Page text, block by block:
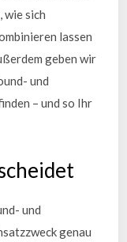
wie sich
lassen
geben wir
und
– und so Ihr
und
genau